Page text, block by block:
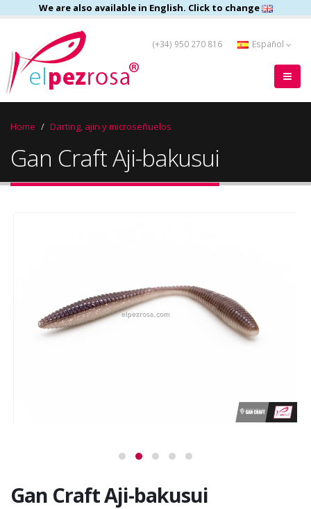
We are also available in English. Click to change
(+34) 950 270 816 Español
Home Darting, ajin y microseñuelos
Gan Craft Aji-bakusui
Gan Craft Aji-bakusui